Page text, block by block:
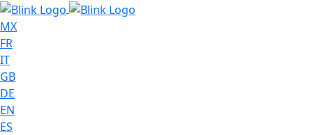
MX
FR
IT
GB
DE
EN
ES